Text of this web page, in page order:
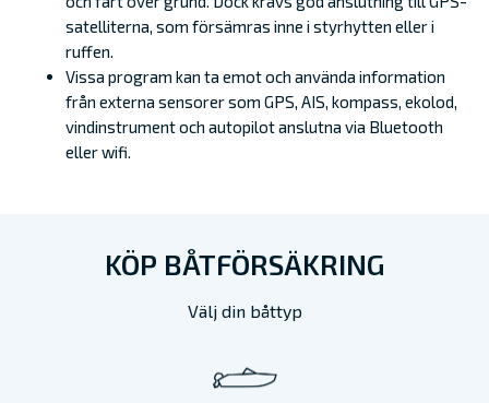
satelliterna, som försämras inne i styrhytten eller i
ruffen.
Vissa program kan ta emot och använda information
från externa sensorer som GPS, AIS, kompass, ekolod,
vindinstrument och autopilot anslutna via Bluetooth
eller wifi.
KÖP BÅTFÖRSÄKRING
Välj din båttyp